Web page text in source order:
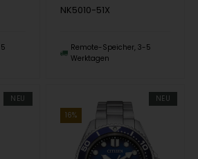
NK5010-51X
Remote-Speicher, 3-5
Werktagen
NEU
NEU
16%